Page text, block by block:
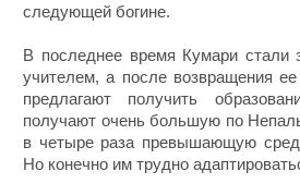
следующей богине.
В последнее время Кумари стали
учителем, а после возвращения
предлагают получить
получают очень большую по
в четыре раза превышающую
Но конечно им трудно